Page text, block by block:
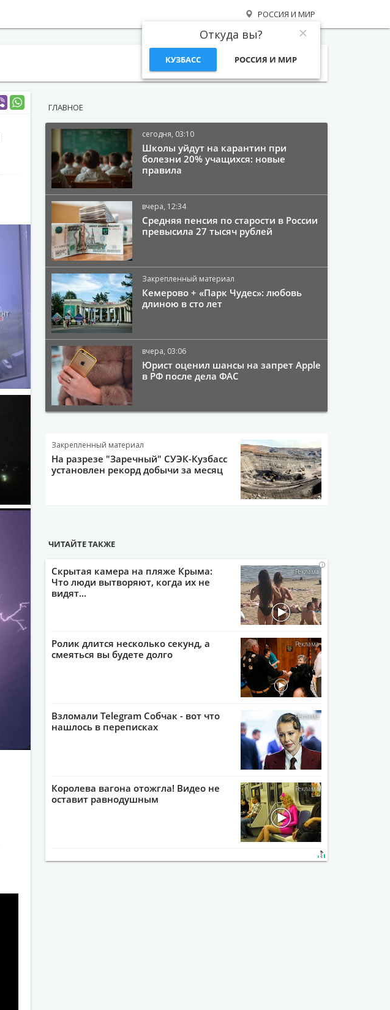
РОССИЯ И МИР
Откуда вы?
КУЗБАСС РОССИЯ И МИР
ГЛАВНОЕ
сегодня, 03:10
Школы уйдут на карантин при
болезни 20% учащихся: новые
правила
вчера, 12:34
Средняя пенсия по старости в России
превысила 27 тысяч рублей
Закрепленный материал
Кемерово + «Парк Чудес»: любовь
длиною в сто лет
вчера, 03:06
Юрист оценил шансы на запрет Apple
в РФ после дела ФАС
Закрепленный материал
На разрезе "Заречный" СУЭК-Кузбасс
установлен рекорд добычи за месяц
ЧИТАЙТЕ ТАКЖЕ
i
Скрытая камера на пляже Крыма:
Что люди вытворяют, когда их не
видят...
i
Ролик длится несколько секунд, а
смеяться вы будете долго
i
Взломали Telegram Собчак - вот что
нашлось в переписках
i
Королева вагона отожгла! Видео не
оставит равнодушным